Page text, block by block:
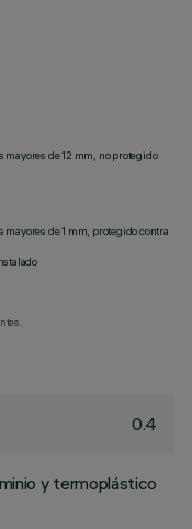
mayores de 12 mm, no protegido
mayores de 1 mm, protegido contra
0.4
y termoplástico